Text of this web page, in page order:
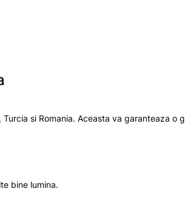
si Romania. Aceasta va garanteaza o
bine lumina.